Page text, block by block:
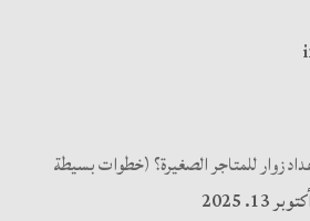
زوار للمتاجر الصغيرة؟ (خطوات بسيطة
أكتوبر 13. 2025